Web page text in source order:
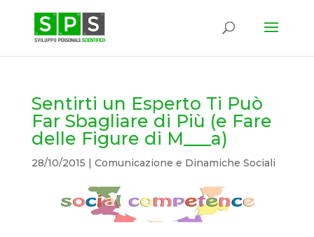
Sentirti un Esperto Ti Può
Far Sbagliare di Più (e Fare
delle Figure di M___a)
28/10/2015 | Comunicazione e Dinamiche Sociali